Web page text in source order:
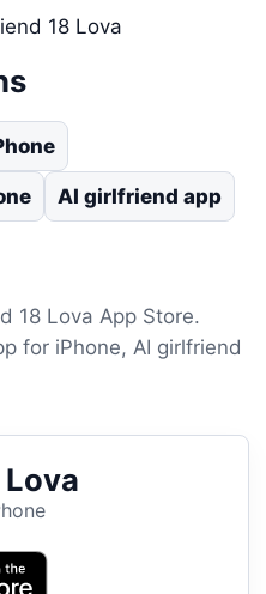
18 Lova
AI girlfriend app
18 Lova App Store.
for iPhone, AI girlfriend